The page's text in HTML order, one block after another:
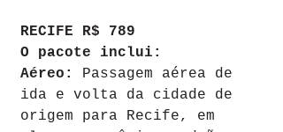
RECIFE R$ 789
O pacote inclui:
Aéreo:
Passagem aérea de
ida e volta da cidade de
origem para Recife, em